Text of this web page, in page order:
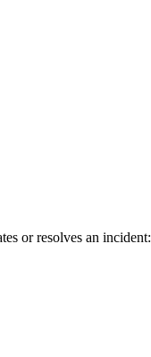
or resolves an incident: